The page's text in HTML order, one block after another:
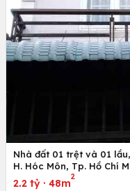
Nhà đất 01 trệt và 01 lầu, 4mx12m ở đường Nguyễn Thị Sáu,
H. Hóc Môn, Tp. Hồ Chí
2.2 tỷ · 48m
2